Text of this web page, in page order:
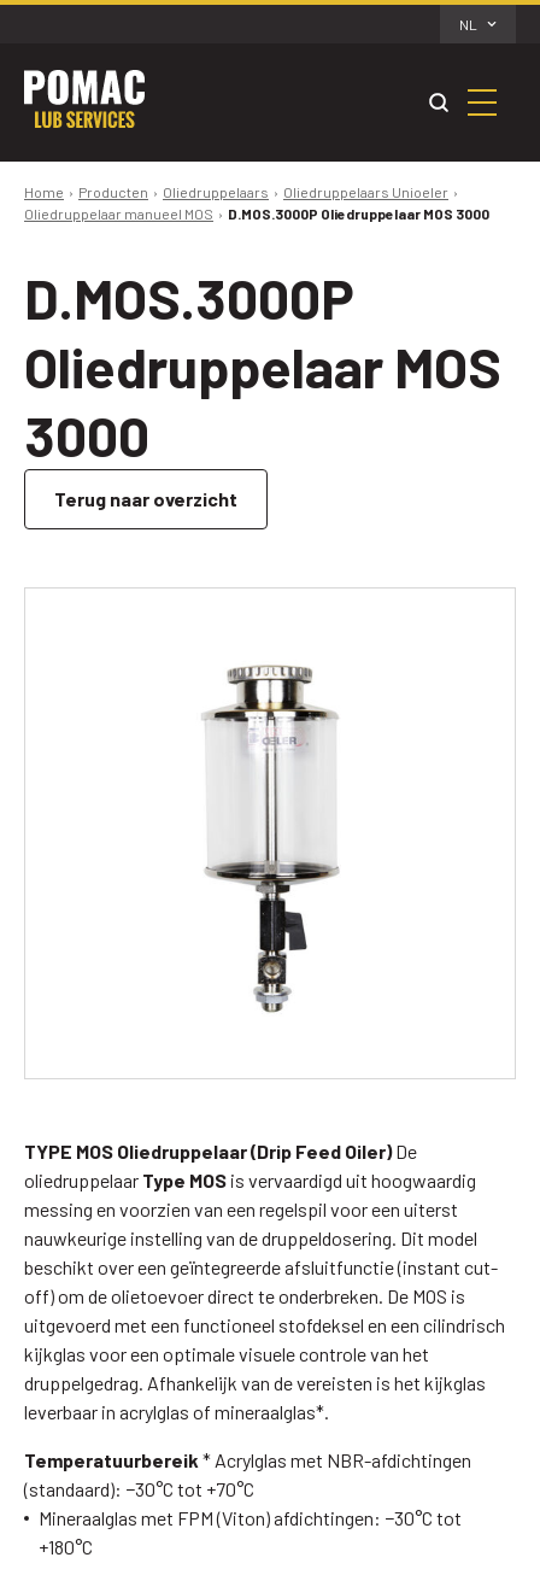
NL
Home Producten Oliedruppelaars
Oliedruppelaars Unioeler
Oliedruppelaar manueel MOS
D.MOS.3000P Oliedruppelaar MOS 3000
D.MOS.3000P
Oliedruppelaar MOS
3000
Terug naar overzicht
TYPE MOS Oliedruppelaar (Drip Feed Oiler)De
oliedruppelaar Type MOS is vervaardigd uit hoogwaardig
messing en voorzien van een regelspil voor een uiterst
nauwkeurige instelling van de druppeldosering. Dit model
beschikt over een geïntegreerde afsluitfunctie (instant cut-
off) om de olietoevoer direct te onderbreken. De MOS is
uitgevoerd met een functioneel stofdeksel en een cilindrisch
kijkglas voor een optimale visuele controle van het
druppelgedrag. Afhankelijk van de vereisten is het kijkglas
leverbaar in acrylglas of mineraalglas*.
Temperatuurbereik * Acrylglas met NBR-afdichtingen
(standaard): −30°C tot +70°C
Mineraalglas met FPM (Viton) afdichtingen: −30°C tot
+180°C